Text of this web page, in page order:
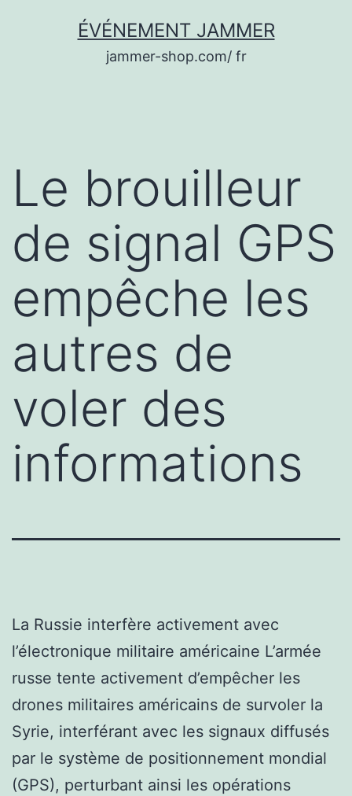
ÉVÉNEMENT JAMMER
jammer-shop.com/ fr
Le brouilleur
de signal GPS
empêche les
autres de
voler des
informations
La Russie interfère activement avec
l’électronique militaire américaine L’armée
russe tente activement d’empêcher les
drones militaires américains de survoler la
Syrie, interférant avec les signaux diffusés
par le système de positionnement mondial
(GPS), perturbant ainsi les opérations